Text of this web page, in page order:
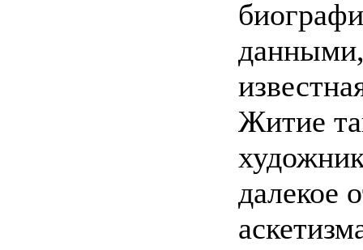
Житие
далекое